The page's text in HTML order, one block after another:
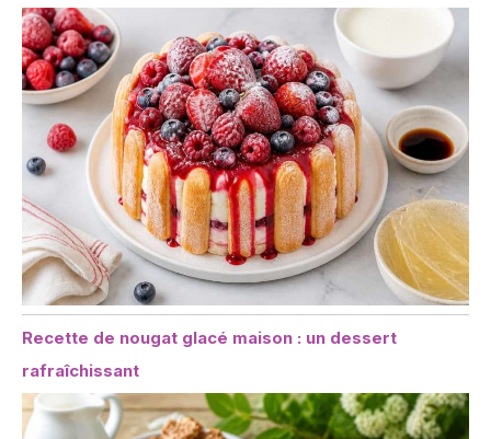
Recette de nougat glacé maison : un dessert
rafraîchissant